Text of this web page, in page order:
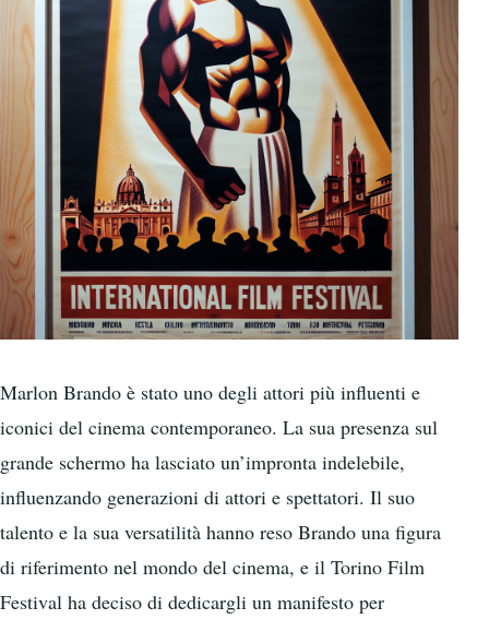
Marlon Brando è stato uno degli attori più influenti e
iconici del cinema contemporaneo. La sua presenza sul
grande schermo ha lasciato un’impronta indelebile,
influenzando generazioni di attori e spettatori. Il suo
talento e la sua versatilità hanno reso Brando una figura
di riferimento nel mondo del cinema, e il Torino Film
Festival ha deciso di dedicargli un manifesto per